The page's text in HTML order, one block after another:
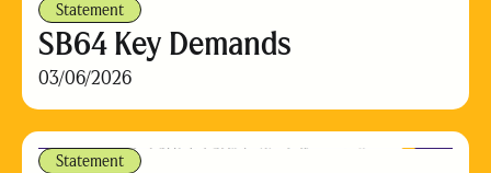
Statement
SB64 Key Demands
03/06/2026
Statement